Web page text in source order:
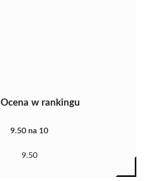
Ocena w rankingu
9.50 na 10
9.50